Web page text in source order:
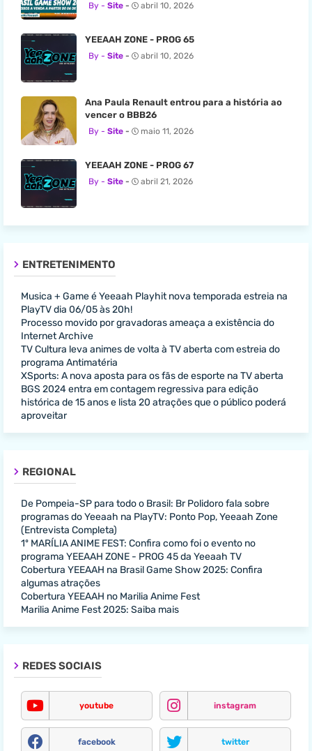
Site abril 10, 2026
YEEAAH ZONE - PROG 65
Site abril 10, 2026
Ana Paula Renault entrou para a história ao
vencer o BBB26
Site maio 11, 2026
YEEAAH ZONE - PROG 67
Site abril 21, 2026
ENTRETENIMENTO
Musica + Game é Yeeaah Playhit nova temporada estreia na
PlayTV dia 06/05 às 20h!
Processo movido por gravadoras ameaça a existência do
Internet Archive
TV Cultura leva animes de volta à TV aberta com estreia do
programa Antimatéria
XSports: A nova aposta para os fãs de esporte na TV aberta
BGS 2024 entra em contagem regressiva para edição
histórica de 15 anos e lista 20 atrações que o público poderá
aproveitar
REGIONAL
De Pompeia-SP para todo o Brasil: Br Polidoro fala sobre
programas do Yeeaah na PlayTV: Ponto Pop, Yeeaah Zone
(Entrevista Completa)
1º MARÍLIA ANIME FEST: Confira como foi o evento no
programa YEEAAH ZONE - PROG 45 da Yeeaah TV
Cobertura YEEAAH na Brasil Game Show 2025: Confira
algumas atrações
Cobertura YEEAAH no Marilia Anime Fest
Marilia Anime Fest 2025: Saiba mais
REDES SOCIAIS
youtube instagram
facebook twitter